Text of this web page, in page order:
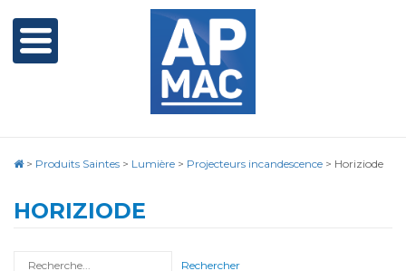
> Produits Saintes > Lumière > Projecteurs incandescence > Horiziode
HORIZIODE
Rechercher